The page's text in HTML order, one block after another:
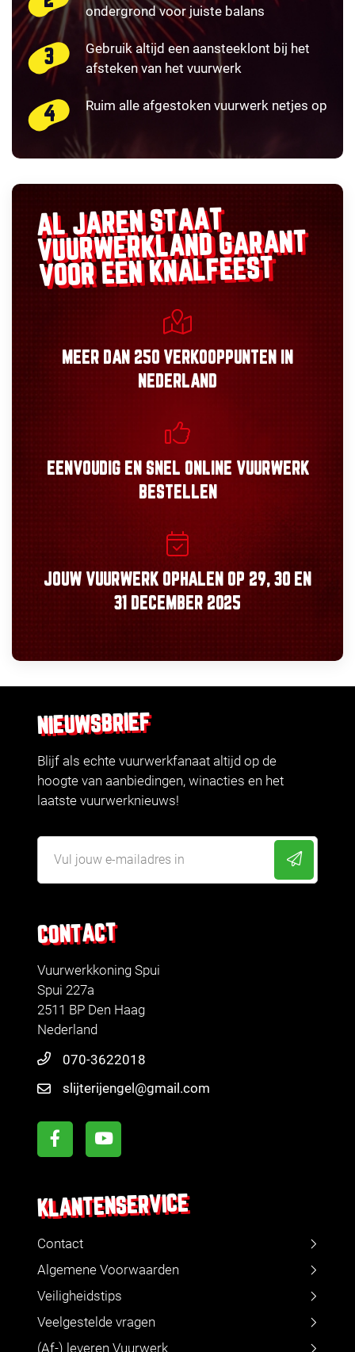
ondergrond voor juiste balans
Gebruik altijd een aansteeklont bij het
afsteken van het vuurwerk
Ruim alle afgestoken vuurwerk netjes op
AL JAREN STAAT
VUURWERKLANDGARANT
VOOR EEN KNALFEEST
MEER DAN 250 VERKOOPPUNTEN
IN
NEDERLAND
EENVOUDIGEN SNEL ONLINE VUURWERK
BESTELLEN
JOUW VUURWERK OPHALEN OP 29, 30 EN
31 DECEMBER 2025
CONTACT
Vuurwerkkoning Spui
Spui 227a
2511 BP Den Haag
Nederland
070-3622018
slijterijengel@gmail.com
KLANTENSERVICE
Contact
Algemene Voorwaarden
Veiligheidstips
Veelgestelde vragen
(Af-) leveren Vuurwerk
NIEUWSBRIEF
Blijf als echte vuurwerkfanaat altijd op de
hoogte van aanbiedingen, winacties en het
laatste vuurwerknieuws!